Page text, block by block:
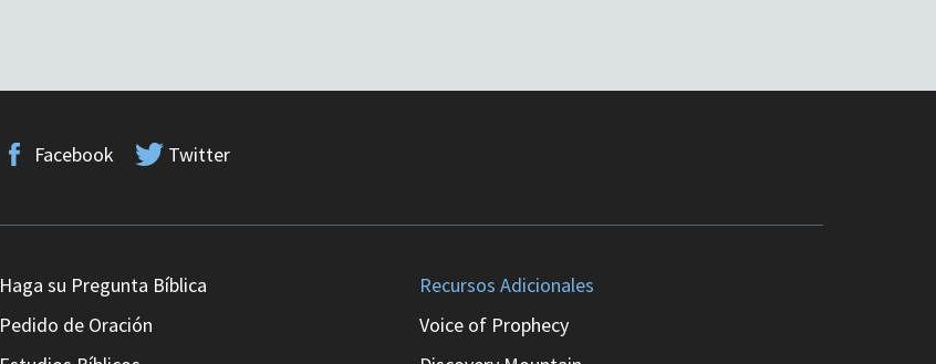
Facebook Twitter
Haga su Pregunta Bíblica
Pedido de Oración
Recursos Adicionales
Voice of Prophecy